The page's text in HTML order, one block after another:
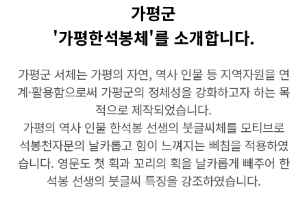
가평군
'가평한석봉체'를 소개합니다.
가평군 서체는 가평의 자연, 역사 인물 등 지역자원을 연
계·활용함으로써 가평군의 정체성을 강화하고자 하는 목
적으로 제작되었습니다.
가평의 역사 인물 한석봉 선생의 붓글씨체를 모티브로
석봉천자문의 날카롭고 힘이 느껴지는 삐침을 적용하였
습니다. 영문도 첫 획과 꼬리의 획을 날카롭게 빼주어 한
석봉 선생의 붓글씨 특징을 강조하였습니다.